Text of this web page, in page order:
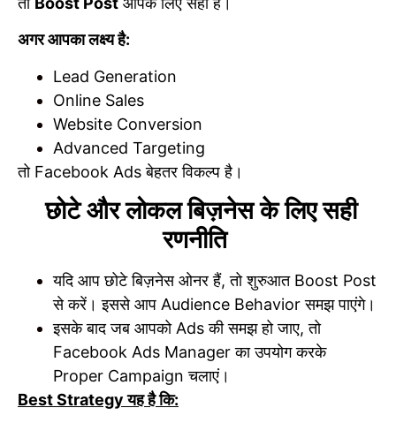
अगर आपका लक्ष्य है:
Lead Generation
Online Sales
Website Conversion
Advanced Targeting
तो Facebook Ads बेहतर विकल्प है।
छोटे और लोकल बिज़नेस के लिए सही
रणनीति
यदि आप छोटे बिज़नेस ओनर हैं, तो शुरुआत Boost Post
से करें। इससे आप Audience Behavior समझ पाएंगे।
इसके बाद जब आपको Ads की समझ हो जाए, तो
Facebook Ads Manager का उपयोग करके
Proper Campaign चलाएं।
Best Strategy यह है कि: